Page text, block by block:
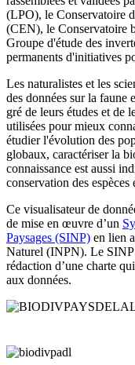
(LPO), le Conservatoire
(CEN), le Conservatoire
Groupe d'étude des
permanents d'initiatives
Les naturalistes et les
des données sur la faune
gré de leurs études et de
utilisées pour mieux
étudier l'évolution des
globaux, caractériser la
connaissance est aussi
conservation des
Ce visualisateur de
de mise en œuvre d’un
Paysages (SINP) en lien
Naturel (INPN). Le
rédaction d’une charte
aux données.